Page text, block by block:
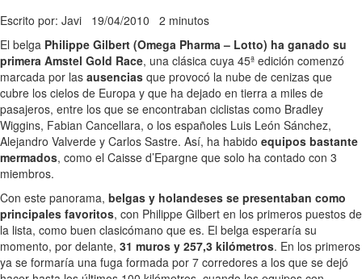
Escrito por: Javi 19/04/2010 2 minutos
El belga Philippe Gilbert (Omega Pharma – Lotto) ha ganado su
primera Amstel Gold Race, una clásica cuya 45ª edición comenzó
marcada por las ausencias que provocó la nube de cenizas que
cubre los cielos de Europa y que ha dejado en tierra a miles de
pasajeros, entre los que se encontraban ciclistas como Bradley
Wiggins, Fabian Cancellara, o los españoles Luis León Sánchez,
Alejandro Valverde y Carlos Sastre. Así, ha habido equipos bastante
mermados, como el Caisse d’Epargne que solo ha contado con 3
miembros.
Con este panorama, belgas y holandeses se presentaban como
principales favoritos, con Philippe Gilbert en los primeros puestos de
la lista, como buen clasicómano que es. El belga esperaría su
momento, por delante, 31 muros y 257,3 kilómetros. En los primeros
ya se formaría una fuga formada por 7 corredores a los que se dejó